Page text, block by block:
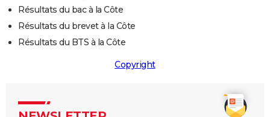
Résultats du bac à la Côte
Résultats du brevet à la Côte
Résultats du BTS à la Côte
Copyright